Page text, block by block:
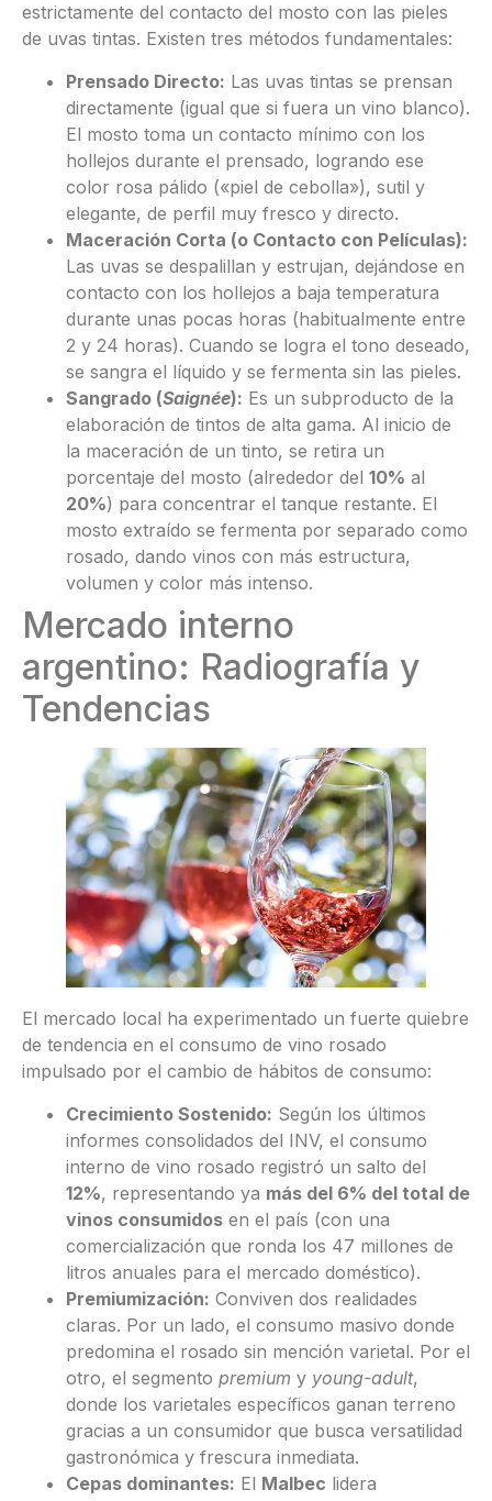
estrictamente del contacto del mosto con las pieles
de uvas tintas. Existen tres métodos fundamentales:
Prensado Directo: Las uvas tintas se prensan
directamente (igual que si fuera un vino blanco).
El mosto toma un contacto mínimo con los
hollejos durante el prensado, logrando ese
color rosa pálido («piel de cebolla»), sutil y
elegante, de perfil muy fresco y directo.
Maceración Corta (o Contacto con Películas):
Las uvas se despalillan y estrujan, dejándose en
contacto con los hollejos a baja temperatura
durante unas pocas horas (habitualmente entre
2 y 24 horas). Cuando se logra el tono deseado,
se sangra el líquido y se fermenta sin las pieles.
Sangrado (Saignée): Es un subproducto de la
elaboración de tintos de alta gama. Al inicio de
la maceración de un tinto, se retira un
porcentaje del mosto (alrededor del 10% al
20%) para concentrar el tanque restante. El
mosto extraído se fermenta por separado como
rosado, dando vinos con más estructura,
volumen y color más intenso.
Mercado interno
argentino: Radiografía y
Tendencias
El mercado local ha experimentado un fuerte quiebre
de tendencia en el consumo de vino rosado
impulsado por el cambio de hábitos de consumo:
Crecimiento Sostenido: Según los últimos
informes consolidados del INV, el consumo
interno de vino rosado registró un salto del
12%, representando ya más del 6% del total de
vinos consumidos en el país (con una
comercialización que ronda los 47 millones de
litros anuales para el mercado doméstico).
Premiumización: Conviven dos realidades
claras. Por un lado, el consumo masivo donde
predomina el rosado sin mención varietal. Por el
otro, el segmento premium y young-adult,
donde los varietales específicos ganan terreno
gracias a un consumidor que busca versatilidad
gastronómica y frescura inmediata.
Cepas dominantes: El Malbec lidera